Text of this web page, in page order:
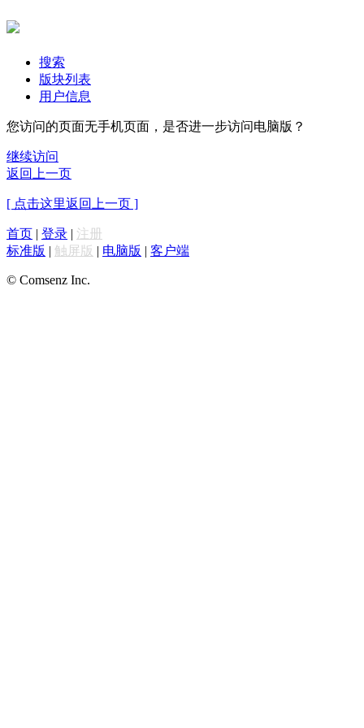
搜索
版块列表
用户信息
您访问的页面无手机页面，是否进一步访问电脑版？
继续访问
返回上一页
[ 点击这里返回上一页 ]
首页 | 登录 | 注册
标准版 | 触屏版 | 电脑版 | 客户端
© Comsenz Inc.